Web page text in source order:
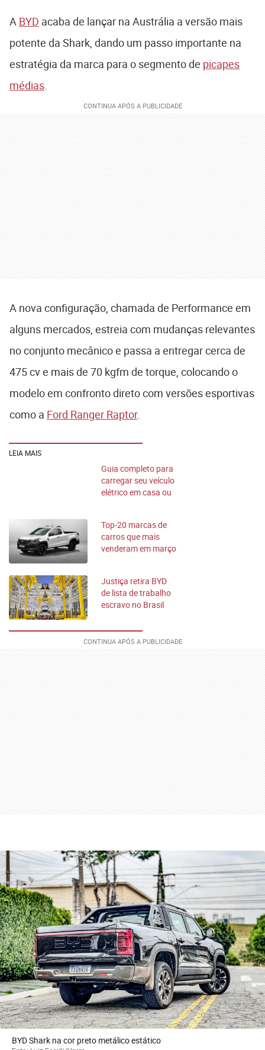
A BYD acaba de lançar na Austrália a versão mais
potente da Shark, dando um passo importante na
estratégia da marca para o segmento de picapes
médias
A nova configuração, chamada de Performance em
alguns mercados, estreia com mudanças relevantes
no conjunto mecânico e passa a entregar cerca de
475 cv e mais de 70 kgfm de torque, colocando o
modelo em confronto direto com versões esportivas
como a Ford Ranger Raptor.
LEIA MAIS
Guia completo para
carregar seu veículo
elétrico em casa ou
Top-20 marcas de
carros que mais
venderam em março
Justiça retira BYD
de lista de trabalho
escravo no Brasil
BYD Shark na cor preto metálico estático